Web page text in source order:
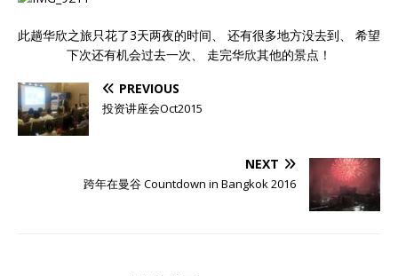
此趟华欣之旅只花了3天两夜的时间、 还有很多地方没去到、 希望
下次还有机会过去一次、 走完华欣其他的景点！
PREVIOUS
投资讲座会Oct2015
NEXT
跨年在曼谷 Countdown in Bangkok 2016